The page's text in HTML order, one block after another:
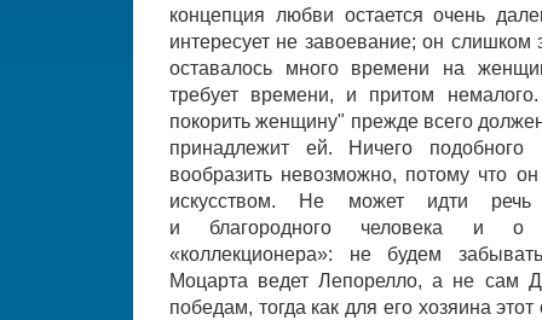
концепция любви остается очень
интересует не завоевание; он слишком
оставалось много времени на
требует времени, и притом
покорить женщину" прежде всего
принадлежит ей. Ничего подобного
вообразить невозможно, потому что
искусством. Не может идти речь
и благородного человека и о
«коллекционера»: не будем
Моцарта ведет Лепорелло, а не сам
победам, тогда как для его хозяина